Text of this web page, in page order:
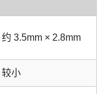
约 3.5mm × 2.8mm
较小